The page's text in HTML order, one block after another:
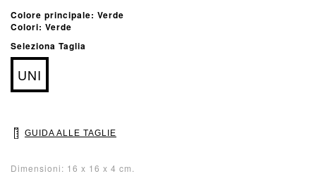
Colore principale: Verde
Colori: Verde
Seleziona Taglia
UNI
GUIDA ALLE TAGLIE
Dimensioni: 16 x 16 x 4 cm.